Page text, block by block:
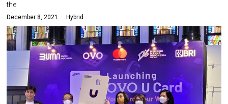
the
December 8, 2021 Hybrid